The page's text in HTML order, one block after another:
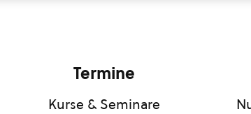
Termine
Kurse & Seminare